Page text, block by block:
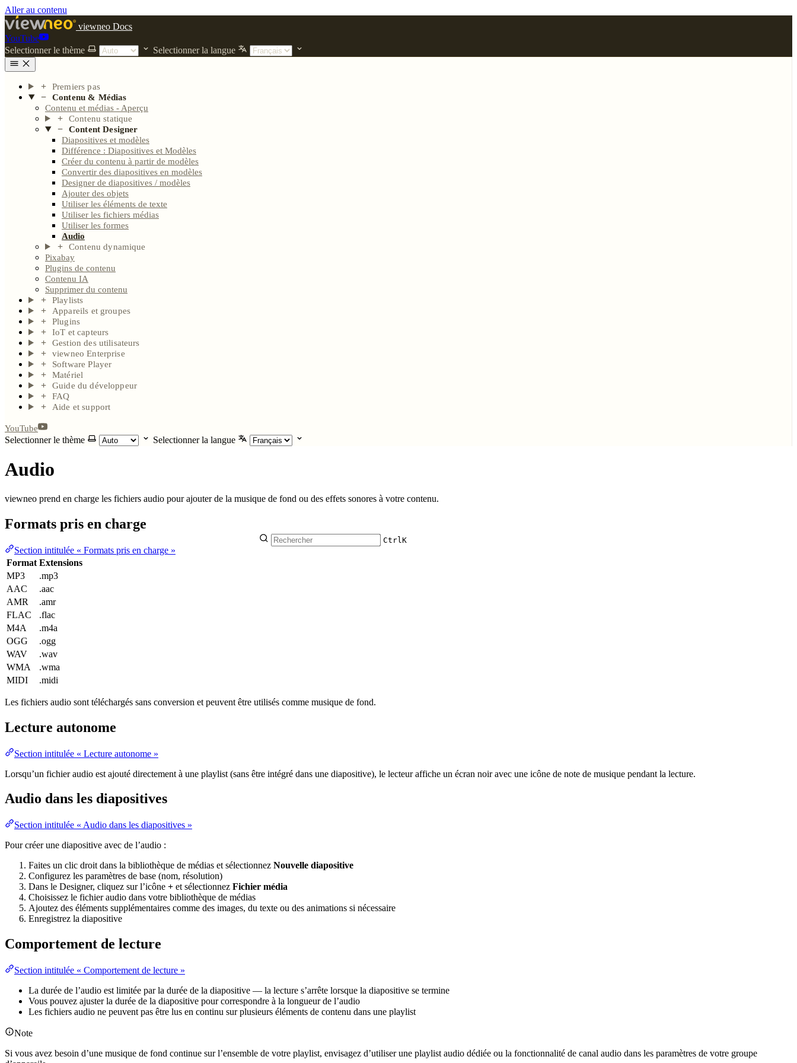
Aller au contenu
viewneo Docs
Ctrl K
YouTube
Selectionner le thème
Selectionner la langue
Premiers pas
Contenu & Médias
Contenu et médias - Aperçu
Contenu statique
Content Designer
Diapositives et modèles
Différence : Diapositives et Modèles
Créer du contenu à partir de modèles
Convertir des diapositives en modèles
Designer de diapositives / modèles
Ajouter des objets
Utiliser les éléments de texte
Utiliser les fichiers médias
Utiliser les formes
Audio
Contenu dynamique
Pixabay
Plugins de contenu
Contenu IA
Supprimer du contenu
Playlists
Appareils et groupes
Plugins
IoT et capteurs
Gestion des utilisateurs
viewneo Enterprise
Software Player
Matériel
Guide du développeur
FAQ
Aide et support
YouTube
Selectionner le thème Selectionner la langue
Audio
viewneo prend en charge les fichiers audio pour ajouter de la musique de fond ou des effets sonores à votre contenu.
Formats pris en charge
Section intitulée « Formats pris en charge »
Format Extensions
MP3
.mp3
AAC
.aac
AMR
.amr
FLAC
.flac
M4A
.m4a
OGG
.ogg
WAV
.wav
WMA
.wma
MIDI
.midi
Les fichiers audio sont téléchargés sans conversion et peuvent être utilisés comme musique de fond.
Lecture autonome
Section intitulée « Lecture autonome »
Lorsqu’un fichier audio est ajouté directement à une playlist (sans être intégré dans une diapositive), le lecteur affiche un écran noir avec une icône de note de musique pendant la lecture.
Audio dans les diapositives
Section intitulée « Audio dans les diapositives »
Pour créer une diapositive avec de l’audio :
Faites un clic droit dans la bibliothèque de médias et sélectionnez Nouvelle diapositive
Configurez les paramètres de base (nom, résolution)
Dans le Designer, cliquez sur l’icône + et sélectionnez Fichier média
Choisissez le fichier audio dans votre bibliothèque de médias
Ajoutez des éléments supplémentaires comme des images, du texte ou des animations si nécessaire
Enregistrez la diapositive
Comportement de lecture
Section intitulée « Comportement de lecture »
La durée de l’audio est limitée par la durée de la diapositive — la lecture s’arrête lorsque la diapositive se termine
Vous pouvez ajuster la durée de la diapositive pour correspondre à la longueur de l’audio
Les fichiers audio ne peuvent pas être lus en continu sur plusieurs éléments de contenu dans une playlist
Note
Si vous avez besoin d’une musique de fond continue sur l’ensemble de votre playlist, envisagez d’utiliser une playlist audio dédiée ou la fonctionnalité de canal audio dans les paramètres de votre groupe